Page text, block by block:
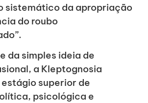
sistemático da apropriação
do roubo
da simples ideia de
a Kleptognosia
superior de
psicológica e